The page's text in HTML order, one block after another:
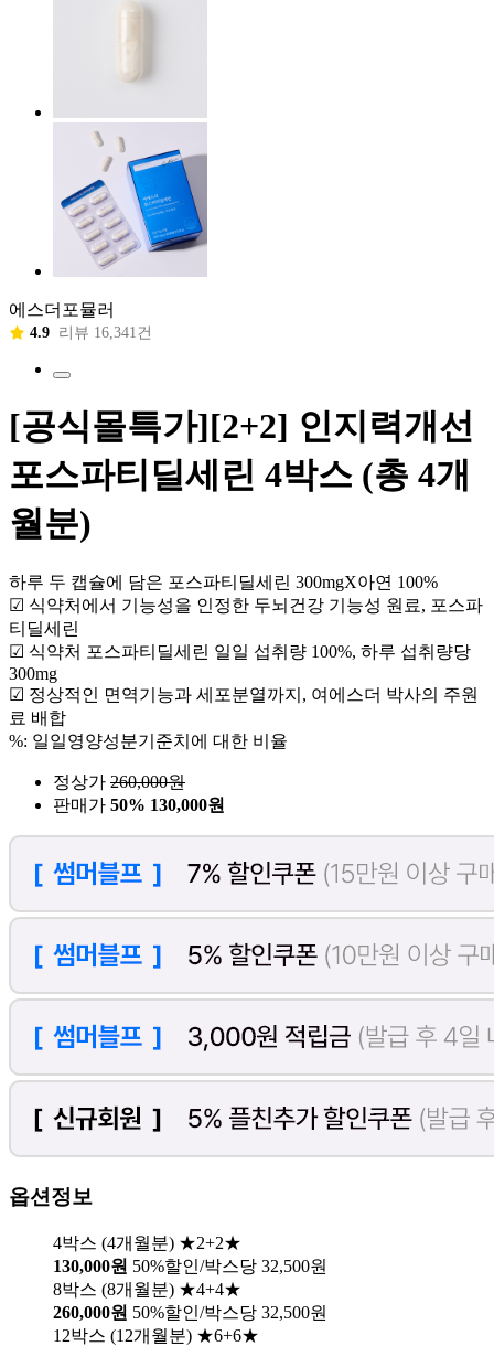
에스더포뮬러
4.9 리뷰 16,341건
[공식몰특가][2+2] 인지력개선
포스파티딜세린 4박스 (총 4개
월분)
하루 두 캡슐에 담은 포스파티딜세린 300mgX아연 100%
☑ 식약처에서 기능성을 인정한 두뇌건강 기능성 원료, 포스파
티딜세린
☑ 식약처 포스파티딜세린 일일 섭취량 100%, 하루 섭취량당
300mg
☑ 정상적인 면역기능과 세포분열까지, 여에스더 박사의 주원
료 배합
%: 일일영양성분기준치에 대한 비율
정상가 260,000원
판매가 50% 130,000원
옵션정보
4박스 (4개월분) ★2+2★
130,000원 50%할인/박스당 32,500원
8박스 (8개월분) ★4+4★
260,000원 50%할인/박스당 32,500원
12박스 (12개월분) ★6+6★